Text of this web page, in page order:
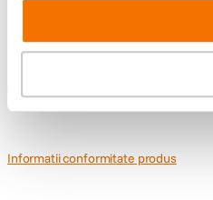
Adaugă un
Informatii conformitate produs